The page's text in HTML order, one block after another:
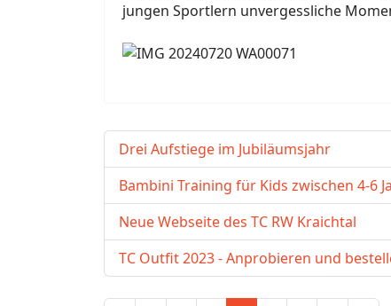
jungen Sportlern unvergessliche
Drei Aufstiege im Jubiläumsjahr
Bambini Training für Kids zwischen 4-6
Neue Webseite des TC RW Kraichtal
TC Outfit 2023 - Anprobieren und